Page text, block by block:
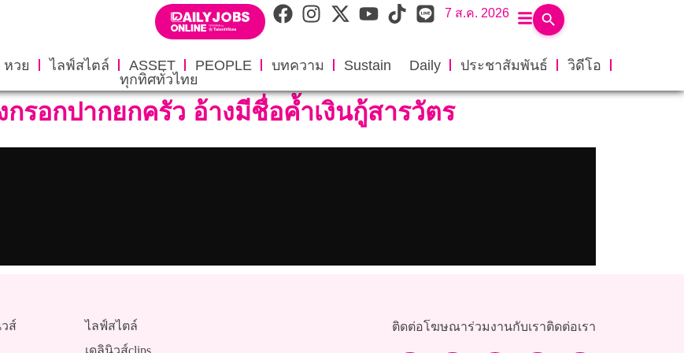
7 ส.ค. 2026
หวย ไลฟ์สไตล์ ASSET PEOPLE บทความ Sustain Daily ประชาสัมพันธ์
วิดีโอ
ทุกทิศทั่วไทย
รอกปากยกครัว อ้างมีชื่อค้ำเงินกู้สารวัตร
ส์
ไลฟ์สไตล์
เดลินิวส์clips
ติดต่อโฆษณาร่วมงานกับเราติดต่อเรา